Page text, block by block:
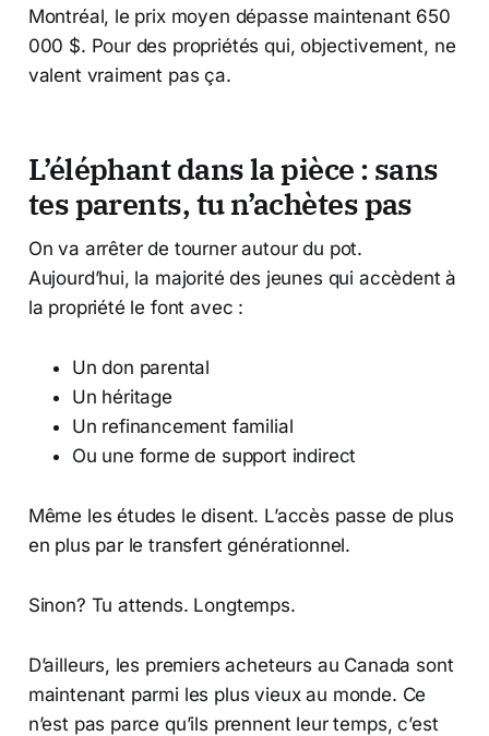
Montréal, le prix moyen dépasse maintenant 650
000 $. Pour des propriétés qui, objectivement, ne
valent vraiment pas ça.
L’éléphant dans la pièce : sans
tes parents, tu n’achètes pas
On va arrêter de tourner autour du pot.
Aujourd’hui, la majorité des jeunes qui accèdent à
la propriété le font avec :
Un don parental
Un héritage
Un refinancement familial
Ou une forme de support indirect
Même les études le disent. L’accès passe de plus
en plus par le transfert générationnel.
Sinon? Tu attends. Longtemps.
D’ailleurs, les premiers acheteurs au Canada sont
maintenant parmi les plus vieux au monde. Ce
n’est pas parce qu’ils prennent leur temps, c’est